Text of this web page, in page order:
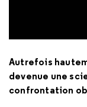
Autrefois
devenue une
confrontation